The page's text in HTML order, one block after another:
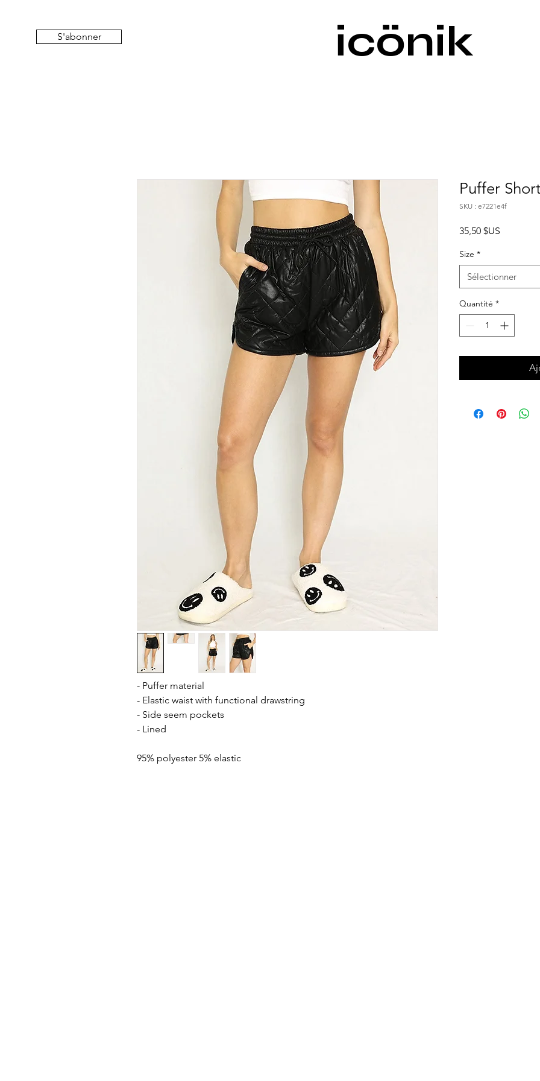
S'abonner icönik
- Puffer material
- Elastic waist with functional drawstring
- Side seem pockets
- Lined
95% polyester 5% elastic
Puffer
SKU : e7221e4f
35,50 $US
Size *
Sélectionner
Quantité *